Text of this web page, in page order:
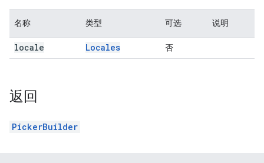
名称 类型 可选 说明
locale Locales 否
返回
PickerBuilder